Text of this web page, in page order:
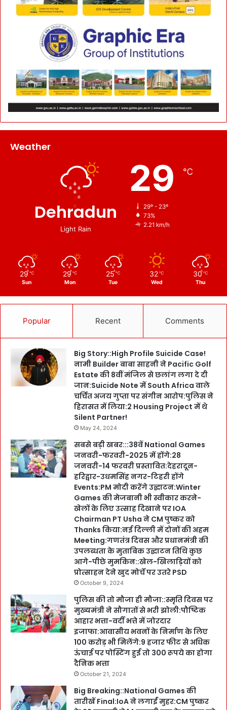
Weather
Dehradun
Light Rain
29 ℃
29º - 23º
73%
2.21 km/h
29 ℃
Sun
29 ℃
Mon
25 ℃
Tue
32 ℃
Wed
30 ℃
Thu
Popular Recent Comments
Big Story::High Profile Suicide Case!
नामी Builder बाबा साहनी ने Pacific Golf
Estate की 8वीं मंजिल से छलांग लगा दे दी
जान:Suicide Note में South Africa वाले
चर्चित अजय गुप्ता पर संगीन आरोप:पुलिस ने
हिरासत में लिया:2 Housing Project में थे
Silent Partner!
May 24, 2024
सबसे बड़ी खबर:::38वें National Games
जनवरी-फरवरी-2025 में होंगे:28
जनवरी-14 फरवरी प्रस्तावित:देहरादून-
हरिद्वार-उधमसिंह नगर-टिहरी होंगे
Events:PM मोदी करेंगे उद्घाटन:Winter
Games की मेजबानी भी स्वीकार करने-
खेलों के लिए उत्साह दिखाने पर IOA
Chairman PT Usha ने CM पुष्कर को
Thanks किया:नई दिल्ली में दोनों की अहम
Meeting:गणतंत्र दिवस और प्रधानमंत्री की
उपलब्धता के मुताबिक उद्घाटन तिथि कुछ
आगे-पीछे मुमकिन::खेल-खिलाड़ियों को
प्रोत्साहन देने खुद मोर्चे पर उतरे PSD
October 9, 2024
पुलिस की तो मौजा ही मौजा::स्मृति दिवस पर
मुख्यमंत्री ने सौगातों से भरी झोली:पौष्टिक
आहार भत्ता-वर्दी भत्ते में जोरदार
इजाफा:आवासीय भवनों के निर्माण के लिए
100 करोड़ भी मिलेंगे:9 हजार फीट से अधिक
ऊंचाई पर पोस्टिंग हुई तो 300 रूपये का होगा
दैनिक भत्ता
October 21, 2024
Big Breaking::National Games की
तारीखें Final:IoA ने लगाईं मुहर:CM पुष्कर